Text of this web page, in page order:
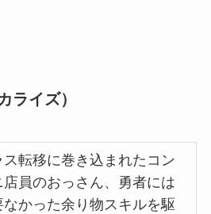
ライズ）
ス転移に巻き込まれたコン
店員のおっさん、勇者には
なかった余り物スキルを駆